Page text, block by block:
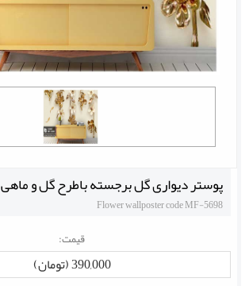
پوستر دیواری گل برجسته باطرح گل و ماهی
Flower wallposter code MF-5698
قیمت:
390,000 (تومان)